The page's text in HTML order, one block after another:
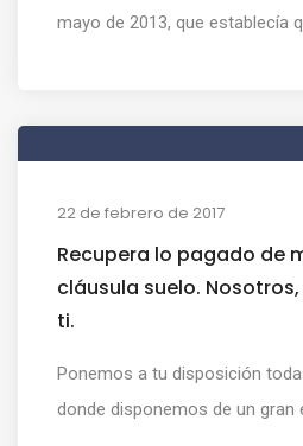
mayo de 2013, que establecía
22 de febrero de 2017
Recupera lo pagado de
cláusula suelo.
ti.
Ponemos a tu disposición
donde disponemos de un gran